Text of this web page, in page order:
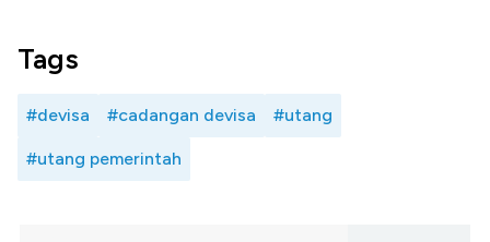
Tags
#devisa #cadangan devisa #utang
#utang pemerintah